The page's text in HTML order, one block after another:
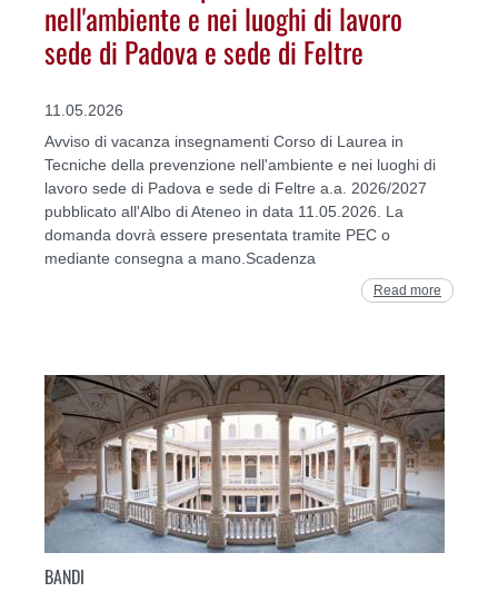
nell'ambiente e nei luoghi di lavoro
sede di Padova e sede di Feltre
11.05.2026
Avviso di vacanza insegnamenti Corso di Laurea in
Tecniche della prevenzione nell'ambiente e nei luoghi di
lavoro sede di Padova e sede di Feltre a.a. 2026/2027
pubblicato all'Albo di Ateneo in data 11.05.2026. La
domanda dovrà essere presentata tramite PEC o
mediante consegna a mano.Scadenza
Read more
BANDI